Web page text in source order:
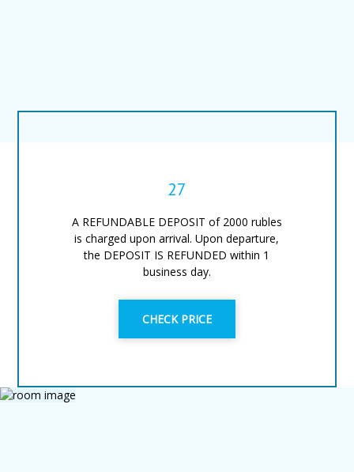
27
A REFUNDABLE DEPOSIT of 2000 rubles
is charged upon arrival. Upon departure,
the DEPOSIT IS REFUNDED within 1
business day.
CHECK PRICE